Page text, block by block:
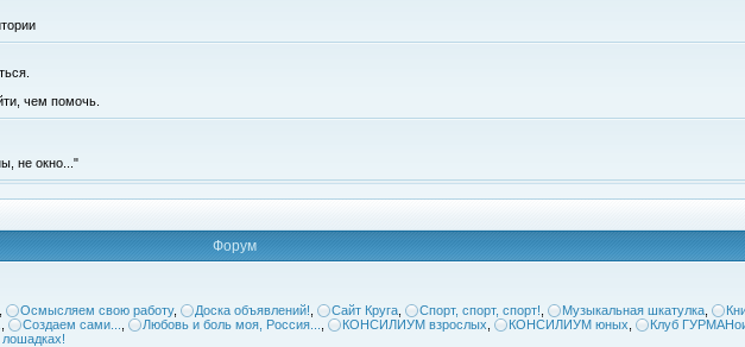
чем помочь.
не окно..."
Форум
Осмысляем свою работу, Доска объявлений! Сайт Круга Спорт, спорт, спорт! Музыкальная шкатулка
Создаем сами... Любовь и боль моя, Россия... КОНСИЛИУМ взрослых КОНСИЛИУМ юных Клуб